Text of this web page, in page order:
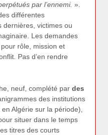
par l’ennemi. ».
différentes
dernières, victimes ou
Les demandes
pour rôle, mission et
Pas d’en rendre
neuf, complété par des
des institutions
Algérie sur la période),
situer dans le temps
titres des courts